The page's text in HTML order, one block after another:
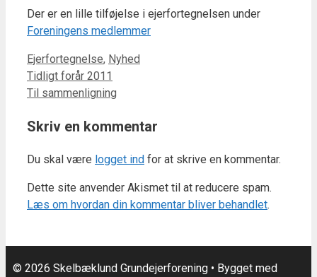
Der er en lille tilføjelse i ejerfortegnelsen under
Foreningens medlemmer
Kategorier
Ejerfortegnelse, Nyhed
Tidligt forår 2011
Til sammenligning
Skriv en kommentar
Du skal være logget ind for at skrive en kommentar.
Dette site anvender Akismet til at reducere spam.
Læs om hvordan din kommentar bliver behandlet.
© 2026 Skelbæklund Grundejerforening • Bygget med